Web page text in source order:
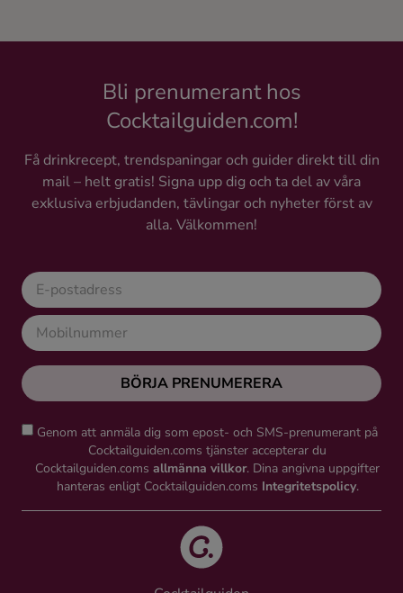
Whisky
Ingredienser
Bli prenumerant hos
Cocktailguiden.com!
Få drinkrecept, trendspaningar och guider direkt till din
mail – helt gratis! Signa upp dig och ta del av våra
exklusiva erbjudanden, tävlingar och nyheter först av
alla. Välkommen!
BÖRJA PRENUMERERA
Genom att anmäla dig som epost- och SMS-prenumerant på
Cocktailguiden.coms tjänster accepterar du
Cocktailguiden.coms allmänna villkor. Dina angivna uppgifter
hanteras enligt Cocktailguiden.coms Integritetspolicy.